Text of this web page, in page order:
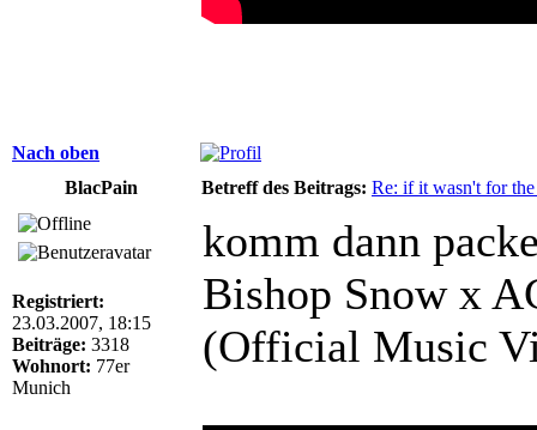
Nach oben
BlacPain
Betreff des Beitrags: Re: if it wasn't for
Registriert:
23.03.2007, 18:15
Beiträge: 3318
Wohnort: 77er
Munich
komm dann
Bishop Snow x
(Official Music